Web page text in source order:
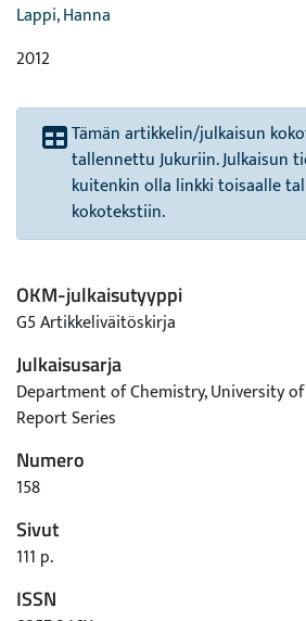
Lappi, Hanna
2012
Tämän artikkelin/julkaisun
tallennettu Jukuriin. Julkaisun
kuitenkin olla linkki toisaalle
kokotekstiin.
OKM-julkaisutyyppi
G5 Artikkeliväitöskirja
Julkaisusarja
Department of Chemistry, University of
Report Series
Numero
158
Sivut
111 p.
ISSN